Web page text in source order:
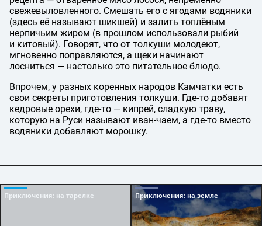
свежевыловленного. Смешать его с ягодами водяники
(здесь её называют шикшей) и залить топлёным
нерпичьим жиром (в прошлом использовали рыбий
и китовый). Говорят, что от толкуши молодеют,
мгновенно поправляются, а щеки начинают
лосниться — настолько это питательное блюдо.
Впрочем, у разных коренных народов Камчатки есть
свои секреты приготовления толкуши. Где-то добавят
кедровые орехи, где-то — кипрей, сладкую траву,
которую на Руси называют иван-чаем, а где-то вместо
водяники добавляют морошку.
Приключения: на тарелке Приключения: на земле